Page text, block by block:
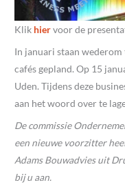
Klik hiervoor de
In januari staan
cafés gepland. Op 15
Uden. Tijdens deze
aan het woord over te
De commissie
een nieuwe voorzitter
Adams Bouwadvies uit
bij u aan.